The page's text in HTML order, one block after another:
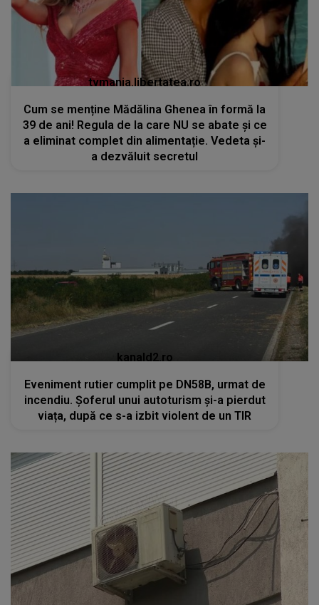
tvmania.libertatea.ro
Cum se menține Mădălina Ghenea în formă la
39 de ani! Regula de la care NU se abate și ce
a eliminat complet din alimentație. Vedeta și-
a dezvăluit secretul
kanald2.ro
Eveniment rutier cumplit pe DN58B, urmat de
incendiu. Șoferul unui autoturism și-a pierdut
viața, după ce s-a izbit violent de un TIR